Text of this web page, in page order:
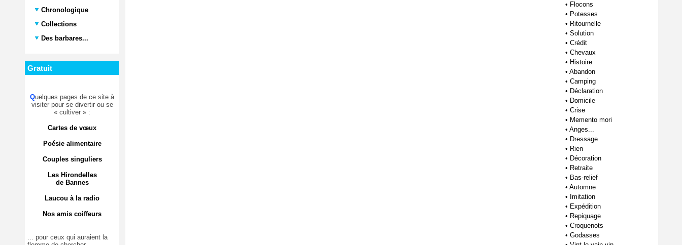
Chronologique
Collections
Des barbares...
Gratuit
Quelques pages de ce site à
visiter pour se divertir ou se
« cultiver » :
Cartes de vœux
Poésie alimentaire
Couples singuliers
Les Hirondelles
de Bannes
Laucou à la radio
Nos amis coiffeurs
... pour ceux qui auraient la
• Flocons
• Potesses
• Ritournelle
• Solution
• Crédit
• Chevaux
• Histoire
• Abandon
• Camping
• Déclaration
• Domicile
• Crise
• Memento mori
• Anges...
• Dressage
• Rien
• Décoration
• Retraite
• Bas-relief
• Automne
• Imitation
• Expédition
• Repiquage
• Croquenots
• Godasses